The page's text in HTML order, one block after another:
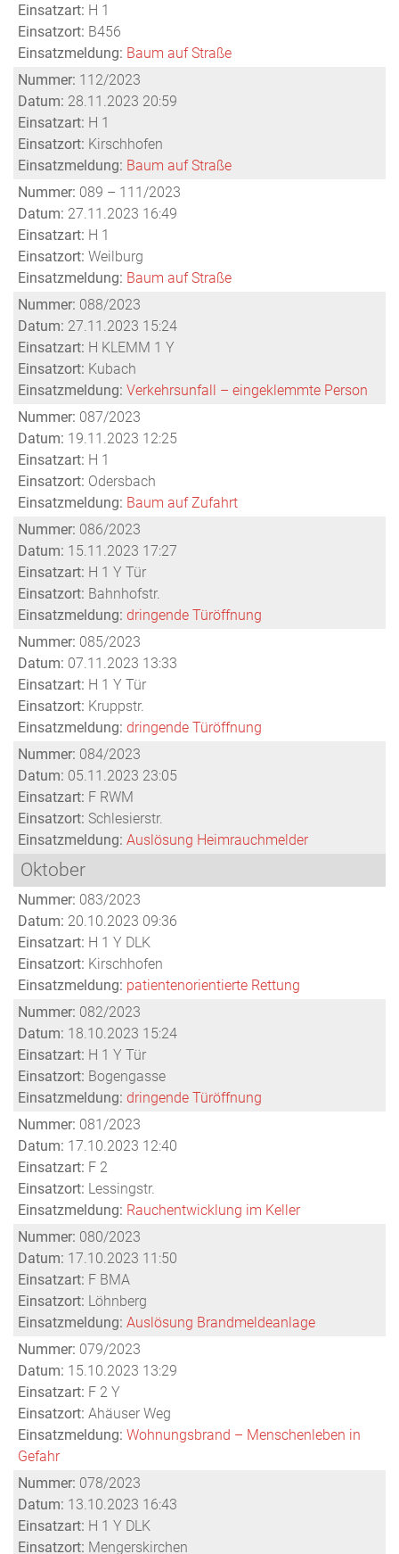
Einsatzart: H 1
Einsatzort: B456
Einsatzmeldung: Baum auf Straße
Nummer: 112/2023
Datum: 28.11.2023 20:59
Einsatzart: H 1
Einsatzort: Kirschhofen
Einsatzmeldung: Baum auf Straße
Nummer: 089 – 111/2023
Datum: 27.11.2023 16:49
Einsatzart: H 1
Einsatzort: Weilburg
Einsatzmeldung: Baum auf Straße
Nummer: 088/2023
Datum: 27.11.2023 15:24
Einsatzart: H KLEMM 1 Y
Einsatzort: Kubach
Einsatzmeldung: Verkehrsunfall – eingeklemmte Person
Nummer: 087/2023
Datum: 19.11.2023 12:25
Einsatzart: H 1
Einsatzort: Odersbach
Einsatzmeldung: Baum auf Zufahrt
Nummer: 086/2023
Datum: 15.11.2023 17:27
Einsatzart: H 1 Y Tür
Einsatzort: Bahnhofstr.
Einsatzmeldung: dringende Türöffnung
Nummer: 085/2023
Datum: 07.11.2023 13:33
Einsatzart: H 1 Y Tür
Einsatzort: Kruppstr.
Einsatzmeldung: dringende Türöffnung
Nummer: 084/2023
Datum: 05.11.2023 23:05
Einsatzart: F RWM
Einsatzort: Schlesierstr.
Einsatzmeldung: Auslösung Heimrauchmelder
Oktober
Nummer: 083/2023
Datum: 20.10.2023 09:36
Einsatzart: H 1 Y DLK
Einsatzort: Kirschhofen
Einsatzmeldung: patientenorientierte Rettung
Nummer: 082/2023
Datum: 18.10.2023 15:24
Einsatzart: H 1 Y Tür
Einsatzort: Bogengasse
Einsatzmeldung: dringende Türöffnung
Nummer: 081/2023
Datum: 17.10.2023 12:40
Einsatzart: F 2
Einsatzort: Lessingstr.
Einsatzmeldung: Rauchentwicklung im Keller
Nummer: 080/2023
Datum: 17.10.2023 11:50
Einsatzart: F BMA
Einsatzort: Löhnberg
Einsatzmeldung: Auslösung Brandmeldeanlage
Nummer: 079/2023
Datum: 15.10.2023 13:29
Einsatzart: F 2 Y
Einsatzort: Ahäuser Weg
Einsatzmeldung: Wohnungsbrand – Menschenleben in
Gefahr
Nummer: 078/2023
Datum: 13.10.2023 16:43
Einsatzart: H 1 Y DLK
Einsatzort: Mengerskirchen